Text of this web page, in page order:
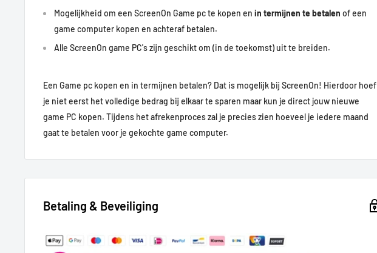
Mogelijkheid om een ScreenOn Game pc te kopen en in termijnen te betalen of een
game computer kopen en achteraf betalen.
Alle ScreenOn game PC's zijn geschikt om (in de toekomst) uit te breiden.
Een Game pc kopen en in termijnen betalen? Dat is mogelijk bij ScreenOn! Hierdoor hoef
je niet eerst het volledige bedrag bij elkaar te sparen maar kun je direct jouw nieuwe
game PC kopen. Tijdens het afrekenproces zal je precies zien hoeveel je iedere maand
gaat te betalen voor je gekochte game computer.
Betaling & Beveiliging